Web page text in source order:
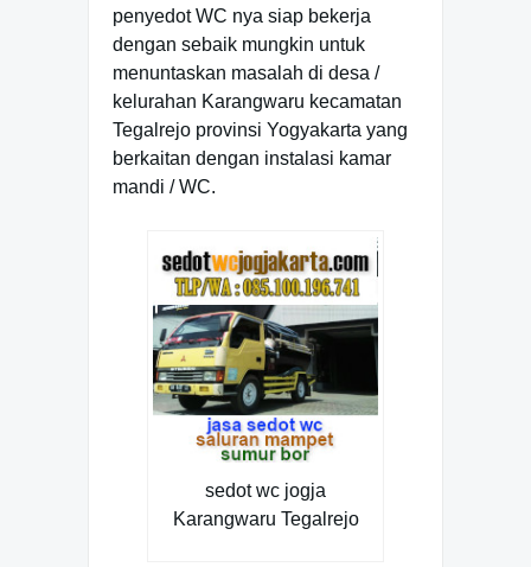
penyedot WC nya siap bekerja
dengan sebaik mungkin untuk
menuntaskan masalah di desa /
kelurahan Karangwaru kecamatan
Tegalrejo provinsi Yogyakarta yang
berkaitan dengan instalasi kamar
mandi / WC.
sedot wc jogja
Karangwaru Tegalrejo